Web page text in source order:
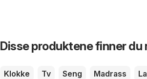
Disse produktene finner du
Klokke Tv Seng Madrass